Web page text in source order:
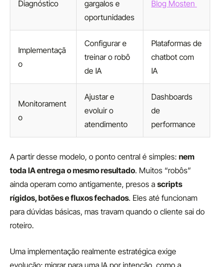
Diagnóstico
gargalos e
oportunidades
Blog Mosten
Implementaçã
o
Configurar e
treinar o robô
de IA
Plataformas de
chatbot com
IA
Monitorament
o
Ajustar e
evoluir o
atendimento
Dashboards
de
performance
A partir desse modelo, o ponto central é simples: nem
toda IA entrega o mesmo resultado. Muitos “robôs”
ainda operam como antigamente, presos a scripts
rígidos, botões e fluxos fechados. Eles até funcionam
para dúvidas básicas, mas travam quando o cliente sai do
roteiro.
Uma implementação realmente estratégica exige
evolução: migrar para uma IA por intenção, como a